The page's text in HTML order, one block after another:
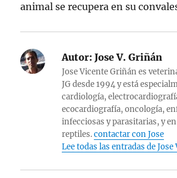
animal se recupera en su
Autor: Jose V. Griñán
Jose Vicente Griñán es
JG desde 1994 y está
cardiología,
ecocardiografía, oncología,
infecciosas y parasitarias, y
reptiles.contactar con Jose
Lee todas las entradas de Jose